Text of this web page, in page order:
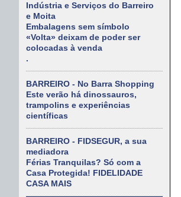
Indústria e Serviços do Barreiro
e Moita
Embalagens sem símbolo
«Volta» deixam de poder ser
colocadas à venda
.
BARREIRO - No Barra Shopping
Este verão há dinossauros,
trampolins e experiências
científicas
BARREIRO - FIDSEGUR, a sua
mediadora
Férias Tranquilas? Só com a
Casa Protegida! FIDELIDADE
CASA MAIS